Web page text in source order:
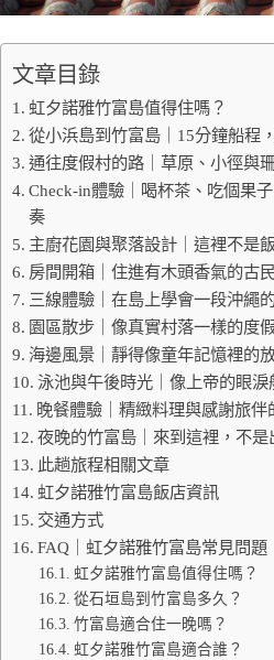
文章目錄
虹夕諾雅竹富島值得住嗎？
從小浜島到竹富島｜15分鐘船程
通往度假村的路｜草原、小徑與
Check-in體驗｜喝杯茶、吃個果
奏
主廚花園與聚落設計｜這裡不是
房間開箱｜住進有木頭香氣的古
三線體驗｜在島上學會一段沖繩
園區散步｜像真實村落一樣的度
海邊風景｜靜得像童年記憶裡的
泳池與午後時光｜像上帝的眼淚
晚餐體驗｜精緻料理與感謝旅伴
夜晚的竹富島｜來到這裡，不
此趟旅程相關文章
虹夕諾雅竹富島飯店資訊
交通方式
FAQ｜虹夕諾雅竹富島常見問題
虹夕諾雅竹富島值得住嗎？
從石垣島到竹富島多久？
竹富島適合住一晚嗎？
虹夕諾雅竹富島適合誰？